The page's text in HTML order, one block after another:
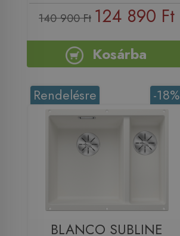
140 900 Ft 124 890 Ft
Kosárba
-18%
Rendelésre
BLANCO SUBLINE